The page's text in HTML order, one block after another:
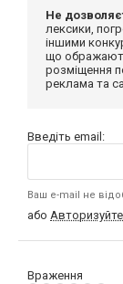
Не
лексики,
іншими
що ображають
розміщення
реклама та
Введіть email:
Ваш e-mail не
або
Враження